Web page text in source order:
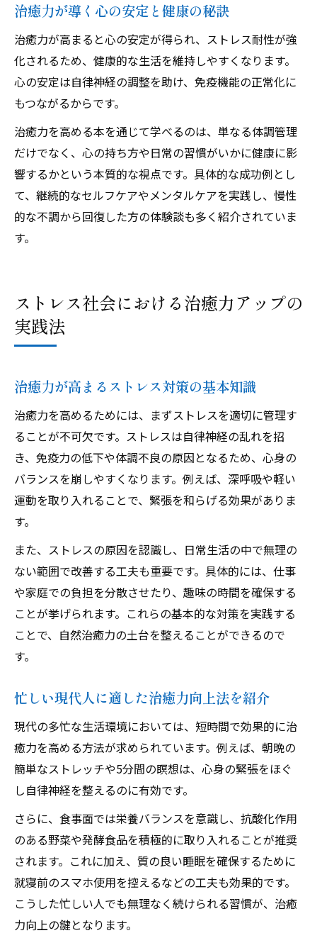
治癒力が導く心の安定と健康の秘訣
治癒力が高まると心の安定が得られ、ストレス耐性が強
化されるため、健康的な生活を維持しやすくなります。
心の安定は自律神経の調整を助け、免疫機能の正常化に
もつながるからです。
治癒力を高める本を通じて学べるのは、単なる体調管理
だけでなく、心の持ち方や日常の習慣がいかに健康に影
響するかという本質的な視点です。具体的な成功例とし
て、継続的なセルフケアやメンタルケアを実践し、慢性
的な不調から回復した方の体験談も多く紹介されていま
す。
ストレス社会における治癒力アップの
実践法
治癒力が高まるストレス対策の基本知識
治癒力を高めるためには、まずストレスを適切に管理す
ることが不可欠です。ストレスは自律神経の乱れを招
き、免疫力の低下や体調不良の原因となるため、心身の
バランスを崩しやすくなります。例えば、深呼吸や軽い
運動を取り入れることで、緊張を和らげる効果がありま
す。
また、ストレスの原因を認識し、日常生活の中で無理の
ない範囲で改善する工夫も重要です。具体的には、仕事
や家庭での負担を分散させたり、趣味の時間を確保する
ことが挙げられます。これらの基本的な対策を実践する
ことで、自然治癒力の土台を整えることができるので
す。
忙しい現代人に適した治癒力向上法を紹介
現代の多忙な生活環境においては、短時間で効果的に治
癒力を高める方法が求められています。例えば、朝晩の
簡単なストレッチや5分間の瞑想は、心身の緊張をほぐ
し自律神経を整えるのに有効です。
さらに、食事面では栄養バランスを意識し、抗酸化作用
のある野菜や発酵食品を積極的に取り入れることが推奨
されます。これに加え、質の良い睡眠を確保するために
就寝前のスマホ使用を控えるなどの工夫も効果的です。
こうした忙しい人でも無理なく続けられる習慣が、治癒
力向上の鍵となります。